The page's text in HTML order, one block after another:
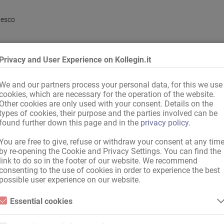
Privacy and User Experience on Kollegin.it
and our partners process your personal data, for this we use
which are necessary for the operation of the website.
Other cookies are only used with your consent. Details on the
of cookies, their purpose and the parties involved can be
further down this page and in the privacy policy.
are free to give, refuse or withdraw your consent at any time
by re-opening the Cookie and Privacy Settings. You can find the
link to do so in the footer of our website. We recommend
to the use of cookies in order to experience the best
possible user experience on our website.
Essential cookies
cookies are all cookies necessary for the operation of the
a pratiche bizarre,Bizarre,Massaggio
Germania,Paese UE, internazionale, con documenti validi
,rossi ,neri
occidentale, europeo orientale,asiatico,latino,orientale,esotico ,
,scandinavo,meridionale